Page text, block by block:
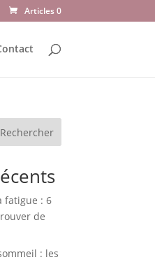
Articles 0
Rechercher
fatigue : 6
de
: les